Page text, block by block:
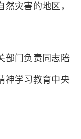
灾害的地区，
门负责同志陪
神学习教育中央